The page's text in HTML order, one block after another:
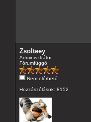
Zsolteey
Adminisztrátor
Fórumfüggő
Nem elérhető
Hozzászólások: 8152